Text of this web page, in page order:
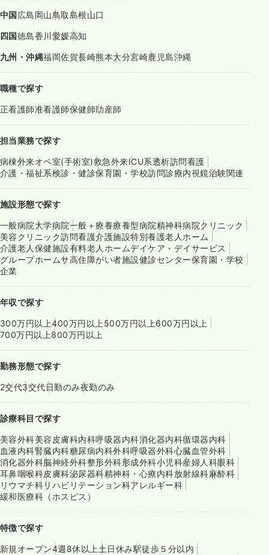
中国広島岡山鳥取島根山口
四国徳島香川愛媛高知
九州・沖縄福岡佐賀長崎熊本大分宮崎鹿児島沖縄
職種で探す
正看護師准看護師保健師助産師
担当業務で探す
病棟外来オペ室(手術室)救急外来ICU系透析訪問看護
介護・福祉系検診・健診保育園・学校訪問診療内視鏡治験関連
施設形態で探す
一般病院大学病院一般＋療養療養型病院精神科病院クリニック
美容クリニック訪問看護介護施設特別養護老人ホーム
介護老人保健施設有料老人ホームデイケア・デイサービス
グループホームサ高住障がい者施設健診センター保育園・学校
企業
年収で探す
300万円以上400万円以上 500万円以上600万円以上
700万円以上800万円以上
勤務形態で探す
2交代3交代日勤のみ夜勤のみ
診療科目で探す
美容外科美容皮膚科内科呼吸器内科消化器内科循環器内科
血液内科腎臓内科糖尿病内科外科呼吸器外科心臓血管外科
消化器外科脳神経外科整形外科形成外科小児科産婦人科眼科
耳鼻咽喉科皮膚科泌尿器科精神科・心療内科放射線科麻酔科
リウマチ科リハビリテーション科アレルギー科
緩和医療科（ホスピス）
特徴で探す
新規オープン4週8休以上 土日休み駅徒歩５分以内